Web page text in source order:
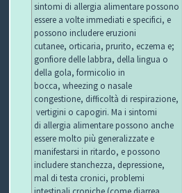
sintomi di allergia alimentare possono
essere a volte immediati e specifici, e
possono includere eruzioni
cutanee, orticaria, prurito, eczema e;
gonfiore delle labbra, della lingua o
della gola, formicolio in
bocca, wheezing o nasale
congestione, difficoltà di respirazione,
vertigini o capogiri. Ma i sintomi
di allergia alimentare possono anche
essere molto più generalizzate e
manifestarsi in ritardo, e possono
includere stanchezza, depressione,
mal di testa cronici, problemi